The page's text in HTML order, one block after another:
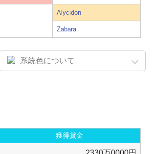
Alycidon
Zabara
系統色について
獲得賞金